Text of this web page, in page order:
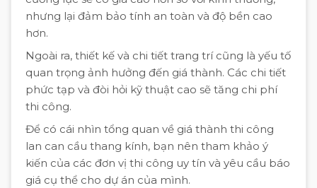
nhưng lại đảm bảo tính an toàn và độ bền cao
hơn.
Ngoài ra, thiết kế và chi tiết trang trí cũng là yếu tố
quan trọng ảnh hưởng đến giá thành. Các chi tiết
phức tạp và đòi hỏi kỹ thuật cao sẽ tăng chi phí
thi công.
Để có cái nhìn tổng quan về giá thành thi công
lan can cầu thang kính, bạn nên tham khảo ý
kiến của các đơn vị thi công uy tín và yêu cầu báo
giá cụ thể cho dự án của mình.